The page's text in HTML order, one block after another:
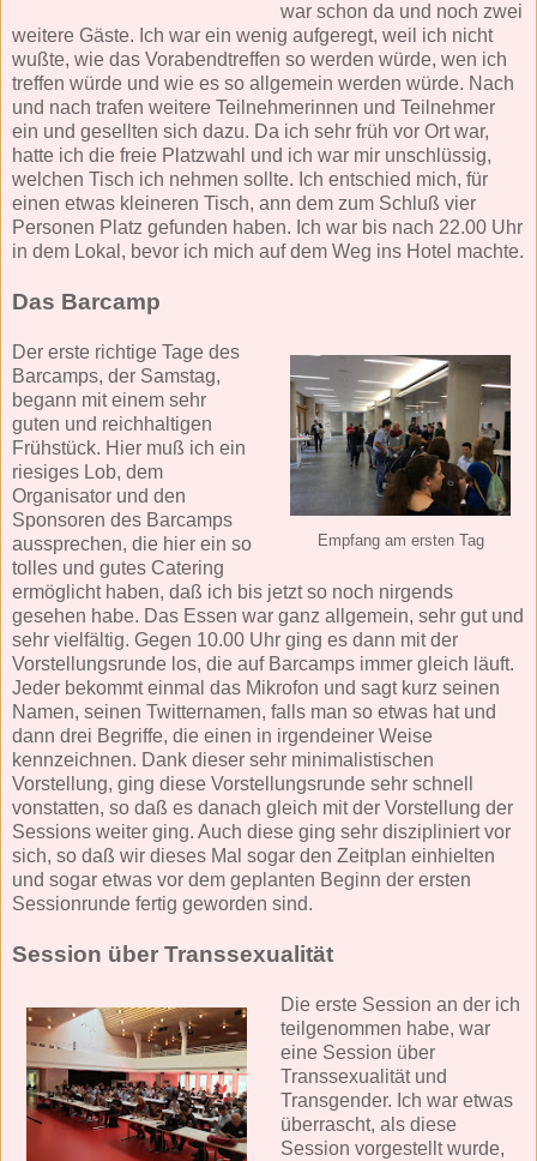
war schon da und noch zwei
weitere Gäste. Ich war ein wenig aufgeregt, weil ich nicht
wußte, wie das Vorabendtreffen so werden würde, wen ich
treffen würde und wie es so allgemein werden würde. Nach
und nach trafen weitere Teilnehmerinnen und Teilnehmer
ein und gesellten sich dazu. Da ich sehr früh vor Ort war,
hatte ich die freie Platzwahl und ich war mir unschlüssig,
welchen Tisch ich nehmen sollte. Ich entschied mich, für
einen etwas kleineren Tisch, ann dem zum Schluß vier
Personen Platz gefunden haben. Ich war bis nach 22.00 Uhr
in dem Lokal, bevor ich mich auf dem Weg ins Hotel machte.
Das Barcamp
Empfang am ersten Tag
Der erste richtige Tage des
Barcamps, der Samstag,
begann mit einem sehr
guten und reichhaltigen
Frühstück. Hier muß ich ein
riesiges Lob, dem
Organisator und den
Sponsoren des Barcamps
aussprechen, die hier ein so
tolles und gutes Catering
ermöglicht haben, daß ich bis jetzt so noch nirgends
gesehen habe. Das Essen war ganz allgemein, sehr gut und
sehr vielfältig. Gegen 10.00 Uhr ging es dann mit der
Vorstellungsrunde los, die auf Barcamps immer gleich läuft.
Jeder bekommt einmal das Mikrofon und sagt kurz seinen
Namen, seinen Twitternamen, falls man so etwas hat und
dann drei Begriffe, die einen in irgendeiner Weise
kennzeichnen. Dank dieser sehr minimalistischen
Vorstellung, ging diese Vorstellungsrunde sehr schnell
vonstatten, so daß es danach gleich mit der Vorstellung der
Sessions weiter ging. Auch diese ging sehr diszipliniert vor
sich, so daß wir dieses Mal sogar den Zeitplan einhielten
und sogar etwas vor dem geplanten Beginn der ersten
Sessionrunde fertig geworden sind.
Session über Transsexualität
Die erste Session an der ich
teilgenommen habe, war
eine Session über
Transsexualität und
Transgender. Ich war etwas
überrascht, als diese
Session vorgestellt wurde,